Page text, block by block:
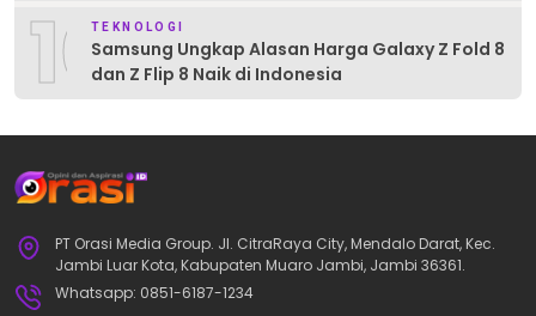
10TEKNOLOGI
Samsung Ungkap Alasan Harga Galaxy Z Fold 8
dan Z Flip 8 Naik di Indonesia
PT Orasi Media Group. Jl. CitraRaya City, Mendalo Darat, Kec.
Jambi Luar Kota, Kabupaten Muaro Jambi, Jambi 36361.
Whatsapp: 0851-6187-1234